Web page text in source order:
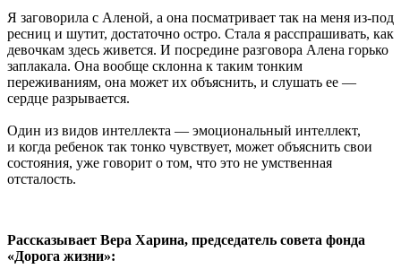
Я заговорила с Аленой, а она посматривает так на меня из-под
ресниц и шутит, достаточно остро. Стала я расспрашивать, как
девочкам здесь живется. И посредине разговора Алена горько
заплакала. Она вообще склонна к таким тонким
переживаниям, она может их объяснить, и слушать ее —
сердце разрывается.
Один из видов интеллекта — эмоциональный интеллект,
и когда ребенок так тонко чувствует, может объяснить свои
состояния, уже говорит о том, что это не умственная
отсталость.
Рассказывает Вера Харина, председатель совета фонда
«Дорога жизни»: